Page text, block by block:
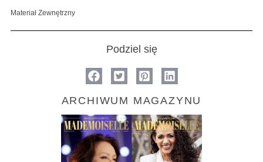
Materiał Zewnętrzny
Podziel się
ARCHIWUM MAGAZYNU